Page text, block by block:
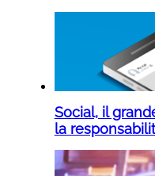
Social, il
la